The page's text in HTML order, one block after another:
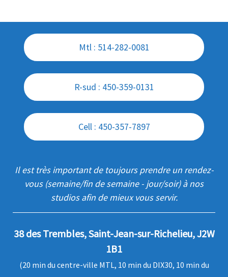
Mtl : 514-282-0081
R-sud : 450-359-0131
Cell : 450-357-7897
Il est très important de toujours prendre un rendez-
vous (semaine/fin de semaine - jour/soir) à nos
studios afin de mieux vous servir.
38 des Trembles, Saint-Jean-sur-Richelieu, J2W
1B1
(20 min du centre-ville MTL, 10 min du DIX30, 10 min du